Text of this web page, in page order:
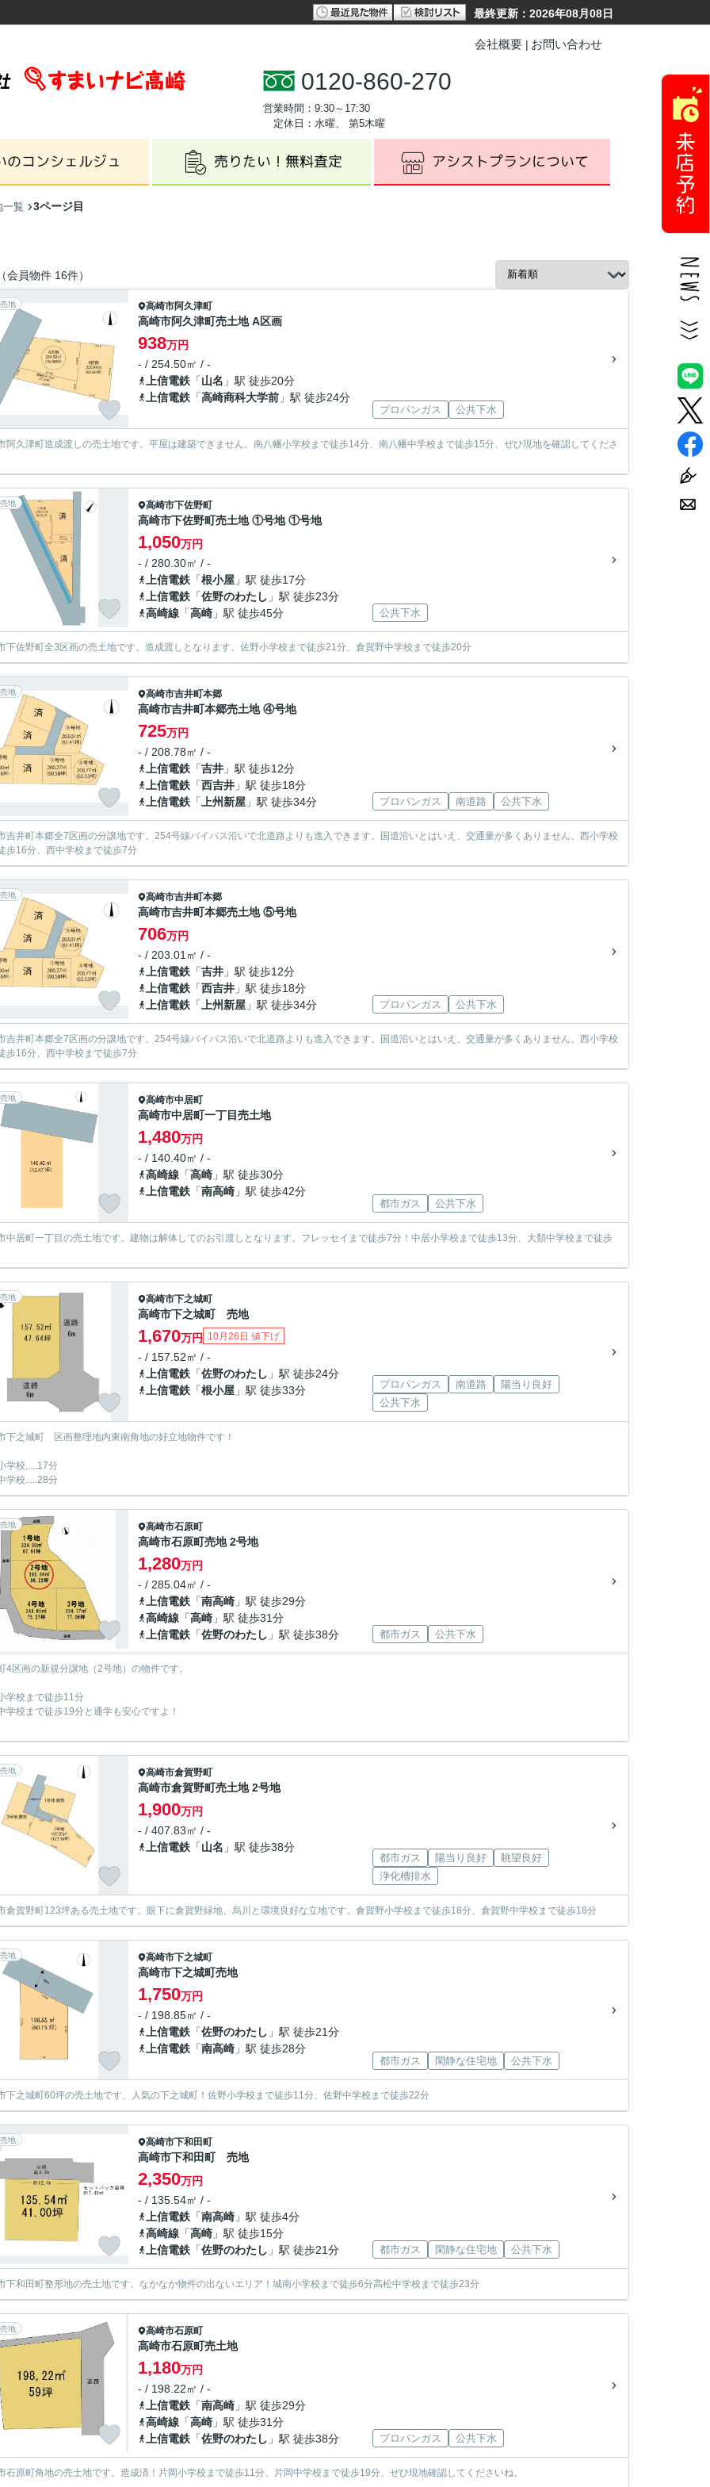
最終更新：2026年08月08日
会社概要 お問い合わせ
0120-860-270
営業時間：9:30～17:30
定休日：水曜、 第5木曜
一覧 3ページ目
会員物件 16件）
売地 高崎市阿久津町
高崎市阿久津町売土地 A区画
938万円
- / 254.50㎡ / -
上信電鉄 「山名 」駅 徒歩20分
上信電鉄 「高崎商科大学前 」駅 徒歩24分
プロパンガス 公共下水
阿久津町造成渡しの売土地です。平屋は建築できません。南八幡小学校まで徒歩14分、南八幡中学校まで徒歩15分、ぜひ現地を確認してくださ
売地 高崎市下佐野町
高崎市下佐野町売土地 ①号地 ①号地
1,050万円
- / 280.30㎡ / -
上信電鉄 「根小屋 」駅 徒歩17分
上信電鉄 「佐野のわたし 」駅 徒歩23分
高崎線 「高崎 」駅 徒歩45分 公共下水
下佐野町全3区画の売土地です。造成渡しとなります。佐野小学校まで徒歩21分、倉賀野中学校まで徒歩20分
売地 高崎市吉井町本郷
高崎市吉井町本郷売土地 ④号地
725万円
- / 208.78㎡ / -
上信電鉄 「吉井 」駅 徒歩12分
上信電鉄 「西吉井 」駅 徒歩18分
上信電鉄 「 上州新屋 」駅 徒歩34分 プロパンガス 南道路 公共下水
吉井町本郷全7区画の分譲地です。254号線バイパス沿いで北道路よりも進入できます。国道沿いとはいえ、交通量が多くありません。西小学校
歩16分、西中学校まで徒歩7分
売地 高崎市吉井町本郷
高崎市吉井町本郷売土地 ⑤号地
706万円
- / 203.01㎡ / -
上信電鉄 「吉井 」駅 徒歩12分
上信電鉄 「西吉井 」駅 徒歩18分
上信電鉄 「 上州新屋 」駅 徒歩34分 プロパンガス 公共下水
吉井町本郷全7区画の分譲地です。254号線バイパス沿いで北道路よりも進入できます。国道沿いとはいえ、交通量が多くありません。西小学校
歩16分、西中学校まで徒歩7分
売地 高崎市中居町
高崎市中居町一丁目売土地
1,480万円
- / 140.40㎡ / -
高崎線 「高崎 」駅 徒歩30分
上信電鉄 「南高崎 」駅 徒歩42分
都市ガス 公共下水
中居町一丁目の売土地です。建物は解体してのお引渡しとなります。フレッセイまで徒歩7分！中居小学校まで徒歩13分、大類中学校まで徒歩
売地 高崎市下之城町
高崎市下之城町 売地
1,670万円 10月26日 値下げ
- / 157.52㎡ / -
上信電鉄 「佐野のわたし 」駅 徒歩24分
上信電鉄 「根小屋 」駅 徒歩33分 プロパンガス 南道路
陽当り良好
公共下水
下之城町 区画整理地内東南角地の好立地物件です！
学校.....17分
学校.....28分
売地 高崎市石原町
高崎市石原町売地 2号地
1,280万円
- / 285.04㎡ / -
上信電鉄 「南高崎 」駅 徒歩29分
高崎線 「高崎 」駅 徒歩31分
上信電鉄 「佐野のわたし 」駅 徒歩38分 都市ガス 公共下水
4区画の新規分譲地（2号地）の物件です。
学校まで徒歩11分
学校まで徒歩19分と通学も安心ですよ！
売地 高崎市倉賀野町
高崎市倉賀野町売土地 2号地
1,900万円
- / 407.83㎡ / -
上信電鉄 「山名 」駅 徒歩38分
都市ガス 陽当り良好
眺望良好
浄化槽排水
倉賀野町123坪ある売土地です。眼下に倉賀野緑地、烏川と環境良好な立地です。倉賀野小学校まで徒歩18分、倉賀野中学校まで徒歩18分
売地 高崎市下之城町
高崎市下之城町売地
1,750万円
- / 198.85㎡ / -
上信電鉄 「佐野のわたし 」駅 徒歩21分
上信電鉄 「南高崎 」駅 徒歩28分
都市ガス 閑静な住宅地 公共下水
下之城町60坪の売土地です、人気の下之城町！佐野小学校まで徒歩11分、佐野中学校まで徒歩22分
売地 高崎市下和田町
高崎市下和田町 売地
2,350万円
- / 135.54㎡ / -
上信電鉄 「南高崎 」駅 徒歩4分
高崎線 「高崎 」駅 徒歩15分
上信電鉄 「佐野のわたし 」駅 徒歩21分 都市ガス 閑静な住宅地 公共下水
下和田町整形地の売土地です。なかなか物件の出ないエリア！城南小学校まで徒歩6分高松中学校まで徒歩23分
売地 高崎市石原町
高崎市石原町売土地
1,180万円
- / 198.22㎡ / -
上信電鉄 「南高崎 」駅 徒歩29分
高崎線 「高崎 」駅 徒歩31分
上信電鉄 「佐野のわたし 」駅 徒歩38分 プロパンガス 公共下水
石原町角地の売土地です。造成済！片岡小学校まで徒歩11分、片岡中学校まで徒歩19分、ぜひ現地確認してくださいね。